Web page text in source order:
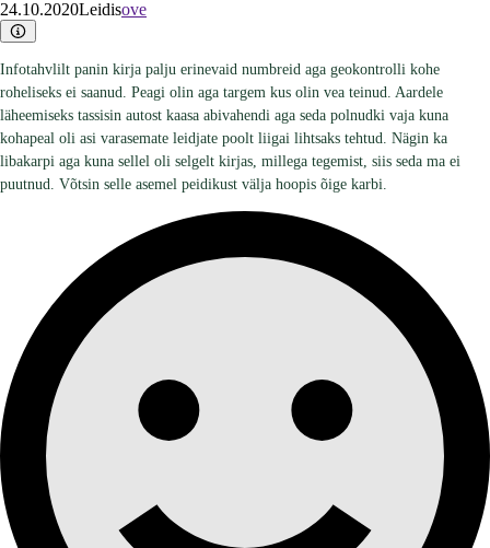
24.10.2020Leidisove
Infotahvlilt panin kirja palju erinevaid numbreid aga geokontrolli kohe
roheliseks ei saanud. Peagi olin aga targem kus olin vea teinud. Aardele
läheemiseks tassisin autost kaasa abivahendi aga seda polnudki vaja kuna
kohapeal oli asi varasemate leidjate poolt liigai lihtsaks tehtud. Nägin ka
libakarpi aga kuna sellel oli selgelt kirjas, millega tegemist, siis seda ma ei
puutnud. Võtsin selle asemel peidikust välja hoopis õige karbi.